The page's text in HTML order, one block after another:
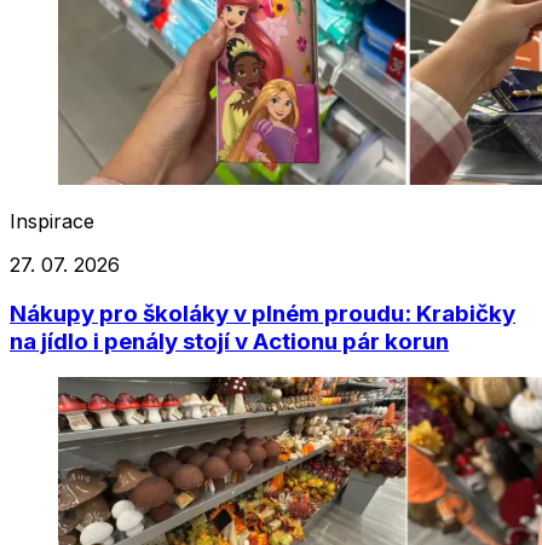
Inspirace
27. 07. 2026
Nákupy pro školáky v plném proudu: Krabičky
na jídlo i penály stojí v Actionu pár korun